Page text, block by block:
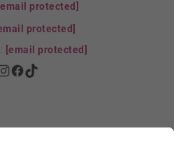
[email protected]
protected]
[email protected]